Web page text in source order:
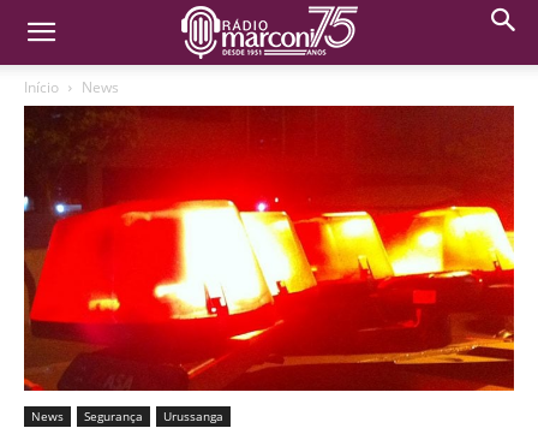
Início News
News Segurança Urussanga